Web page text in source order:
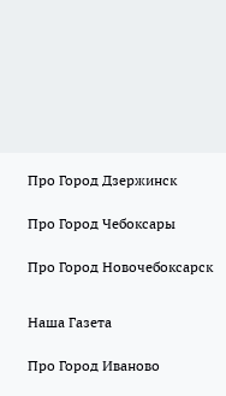
Про Город Дзержинск
Про Город Чебоксары
Про Город Новочебоксарск
Наша Газета
Про Город Иваново